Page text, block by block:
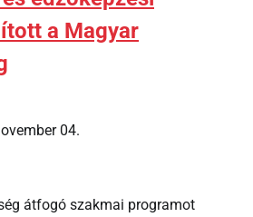
a Magyar
04.
átfogó szakmai programot